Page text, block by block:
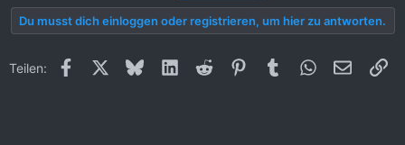
Du musst dich einloggen oder registrieren, um hier zu antworten.
Teilen: FacebookX (Twitter)
BlueskyLinkedInReddit PinterestTumblrWhatsApp
E-Mail